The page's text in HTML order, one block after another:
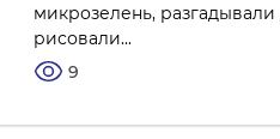
микрозелень,
рисовали...
9